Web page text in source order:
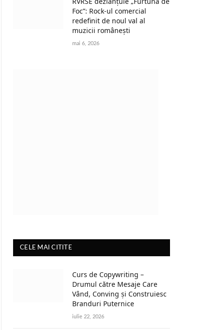
Foc”: Rock-ul comercial
redefinit de noul val al
muzicii românești
mai 6, 2026
CELE MAI CITITE
Curs de Copywriting –
Drumul către Mesaje Care
Vând, Conving și Construiesc
Branduri Puternice
iulie 22, 2026